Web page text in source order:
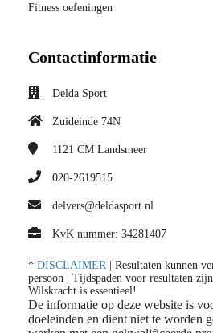
Fitness oefeningen
Contactinformatie
Delda Sport
Zuideinde 74N
1121 CM Landsmeer
020-2619515
delvers@deldasport.nl
KvK nummer: 34281407
* DISCLAIMER | Resultaten kunnen
persoon | Tijdspaden voor resultaten
Wilskracht is essentieel!
De informatie op deze website is
doeleinden en dient niet te worden